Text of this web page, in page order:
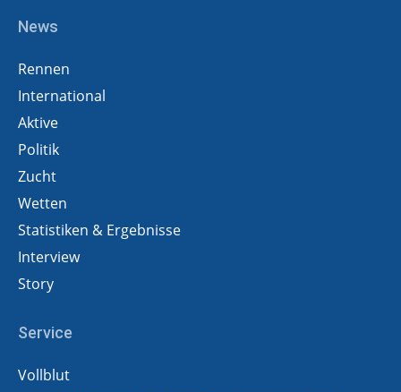
News
Rennen
International
Aktive
Politik
Zucht
Wetten
Statistiken & Ergebnisse
Interview
Story
Service
Vollblut